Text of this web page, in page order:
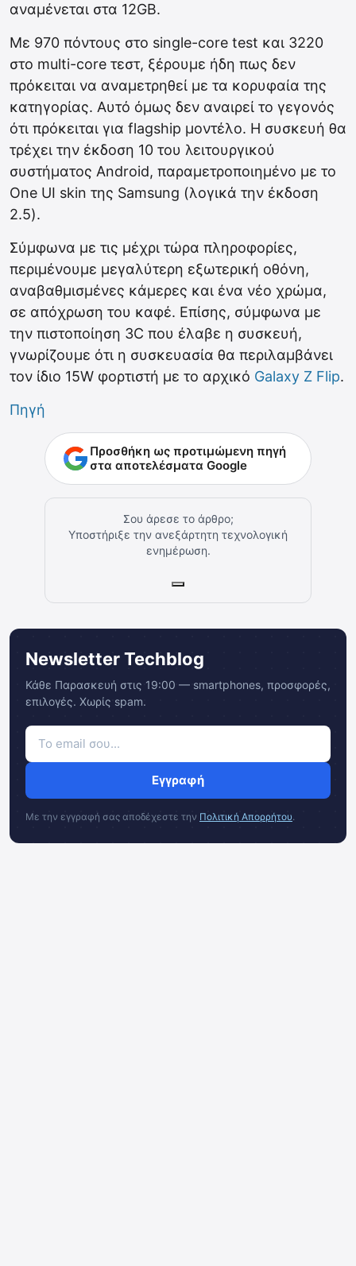
αναμένεται στα 12GB.
Με 970 πόντους στο single-core test και 3220
στο multi-core τεστ, ξέρουμε ήδη πως δεν
πρόκειται να αναμετρηθεί με τα κορυφαία της
κατηγορίας. Αυτό όμως δεν αναιρεί το γεγονός
ότι πρόκειται για flagship μοντέλο. Η συσκευή θα
τρέχει την έκδοση 10 του λειτουργικού
συστήματος Android, παραμετροποιημένο με το
One UI skin της Samsung (λογικά την έκδοση
2.5).
Σύμφωνα με τις μέχρι τώρα πληροφορίες,
περιμένουμε μεγαλύτερη εξωτερική οθόνη,
αναβαθμισμένες κάμερες και ένα νέο χρώμα,
σε απόχρωση του καφέ. Επίσης, σύμφωνα με
την πιστοποίηση 3C που έλαβε η συσκευή,
γνωρίζουμε ότι η συσκευασία θα περιλαμβάνει
τον ίδιο 15W φορτιστή με το αρχικό Galaxy Z Flip.
Πηγή
Προσθήκη ως προτιμώμενη πηγή
στα αποτελέσματα Google
Σου άρεσε το άρθρο;
Υποστήριξε την ανεξάρτητη τεχνολογική
ενημέρωση.
Newsletter Techblog
Κάθε Παρασκευή στις 19:00 — smartphones, προσφορές,
επιλογές. Χωρίς spam.
Εγγραφή
Με την εγγραφή σας αποδέχεστε την Πολιτική Απορρήτου.